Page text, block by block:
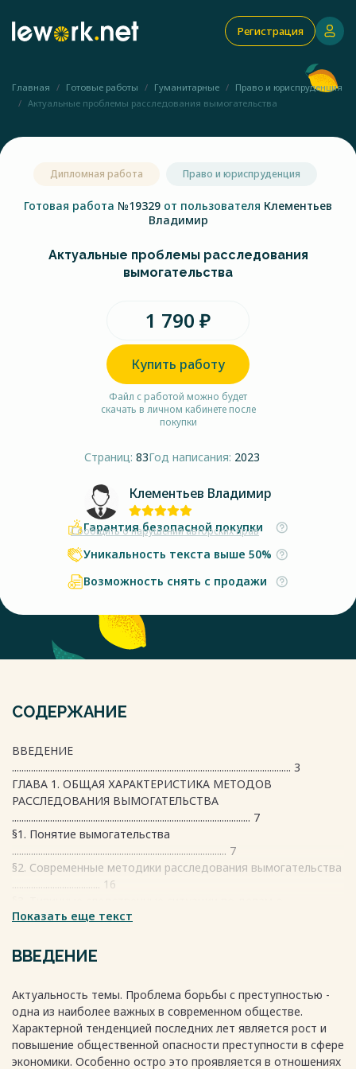
Регистрация
Главная Готовые работы Гуманитарные
Право и юриспруденция
Актуальные проблемы расследования вымогательства
Дипломная работа Право и юриспруденция
Готовая работа №19329 от пользователя Клементьев
Владимир
Актуальные проблемы расследования
вымогательства
1 790 ₽
Купить работу
Файл с работой можно будет
скачать в личном кабинете после
покупки
Страниц: 83Год написания: 2023
Клементьев Владимир
Сообщить о нарушении авторских прав
Гарантия безопасной покупки
Уникальность текста выше 50%
Возможность снять с продажи
СОДЕРЖАНИЕ
ВВЕДЕНИЕ
..................................................................................................................... 3
ГЛАВА 1. ОБЩАЯ ХАРАКТЕРИСТИКА МЕТОДОВ
РАССЛЕДОВАНИЯ ВЫМОГАТЕЛЬСТВА
.................................................................................................... 7
§1. Понятие вымогательства
.......................................................................................... 7
§2. Современные методики расследования вымогательства
..................................... 16
вымогательстве и алгоритм действий следователя по их
ГЛАВА 2. ЭТАПЫ РАССЛЕДОВАНИЯ ВЫМОГАТЕЛЬСТВА
.............................. 36
вымогательстве ..................................... 36
§2. Организационные и тактические мероприятия,
производимые до задержания вымогателей
.................................................................................................................... 41
Показать еще текст
ВВЕДЕНИЕ
Актуальность темы. Проблема борьбы с преступностью -
одна из наиболее важных в современном обществе.
Характерной тенденцией последних лет является рост и
повышение общественной опасности преступности в сфере
экономики. Особенно остро это проявляется в отношениях